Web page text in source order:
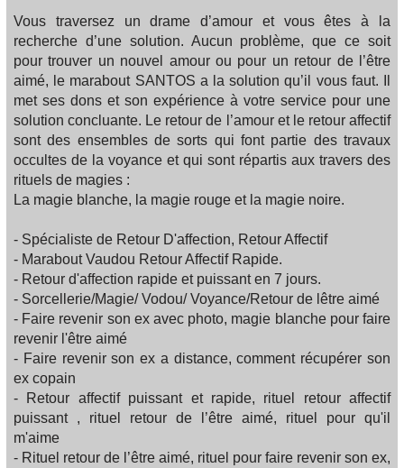
Vous traversez un drame d’amour et vous êtes à la
recherche d’une solution. Aucun problème, que ce soit
pour trouver un nouvel amour ou pour un retour de l’être
aimé, le marabout SANTOS a la solution qu’il vous faut. Il
met ses dons et son expérience à votre service pour une
solution concluante. Le retour de l’amour et le retour affectif
sont des ensembles de sorts qui font partie des travaux
occultes de la voyance et qui sont répartis aux travers des
rituels de magies :
La magie blanche, la magie rouge et la magie noire.
- Spécialiste de Retour D'affection, Retour Affectif
- Marabout Vaudou Retour Affectif Rapide.
- Retour d'affection rapide et puissant en 7 jours.
- Sorcellerie/Magie/ Vodou/ Voyance/Retour de lêtre aimé
- Faire revenir son ex avec photo, magie blanche pour faire
revenir l'être aimé
- Faire revenir son ex a distance, comment récupérer son
ex copain
- Retour affectif puissant et rapide, rituel retour affectif
puissant , rituel retour de l’être aimé, rituel pour qu'il
m'aime
- Rituel retour de l’être aimé, rituel pour faire revenir son ex,